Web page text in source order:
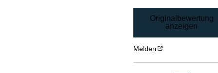
Originalbewertung
anzeigen
Melden